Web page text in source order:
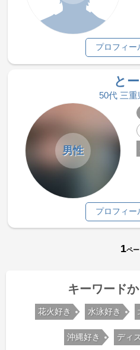
プロフィー
と
50代 三
男性
プロフィー
1ペ
キーワード
花火好き 水泳好き
沖縄好き ディ